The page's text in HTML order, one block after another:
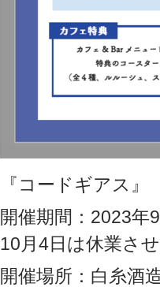
『コードギアス
開催期間：2023年
10月4日は休業さ
開催場所：白糸